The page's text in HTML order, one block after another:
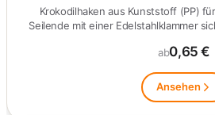
Krokodilhaken aus Kunststoff (PP)
Seilende mit einer Edelstahlklammer
ab0,65 €
Ansehen